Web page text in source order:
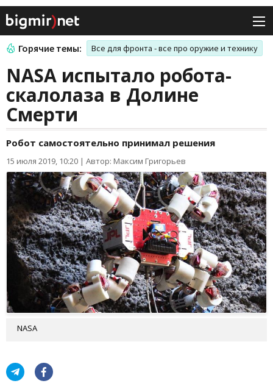
Горячие темы: Все для фронта - все про оружие и технику
NASA испытало робота-
скалолаза в Долине
Смерти
Робот самостоятельно принимал решения
15 июля 2019, 10:20 | Автор: Максим Григорьев
NASA